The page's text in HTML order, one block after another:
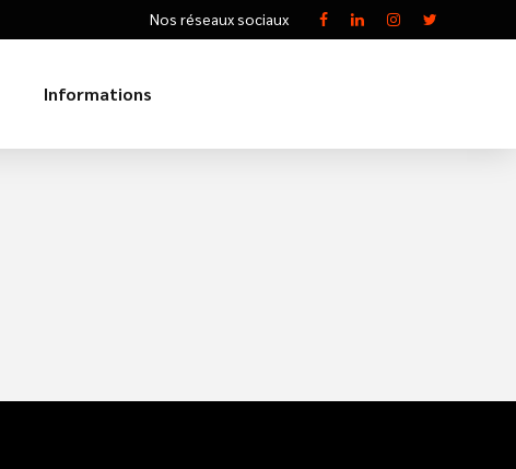
Nos réseaux sociaux
Informations